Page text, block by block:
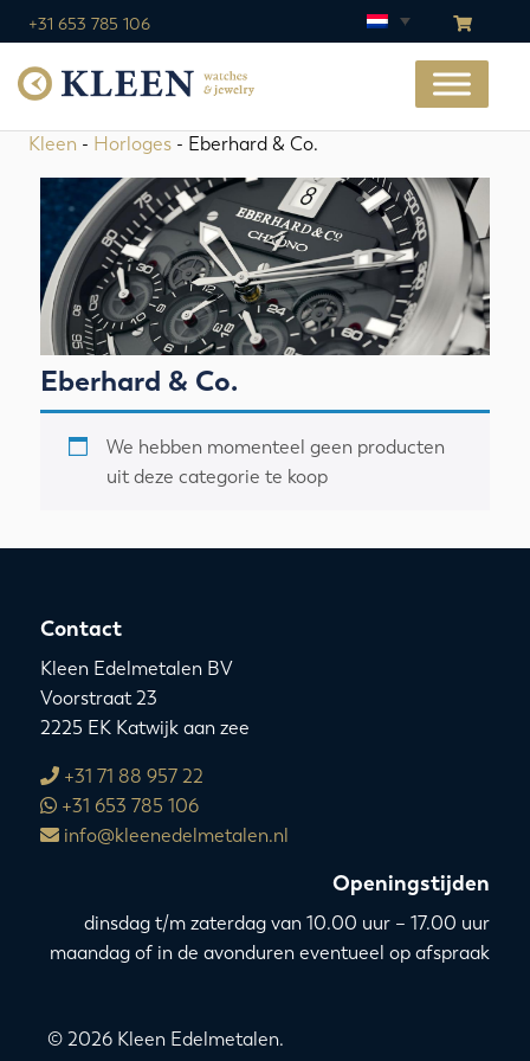
+31 653 785 106
Kleen - Horloges - Eberhard & Co.
Eberhard & Co.
We hebben momenteel geen producten
uit deze categorie te koop
Contact
Kleen Edelmetalen BV
Voorstraat 23
2225 EK Katwijk aan zee
+31 71 88 957 22
+31 653 785 106
info@kleenedelmetalen.nl
Openingstijden
dinsdag t/m zaterdag van 10.00 uur – 17.00 uur
maandag of in de avonduren eventueel op afspraak
© 2026 Kleen Edelmetalen.